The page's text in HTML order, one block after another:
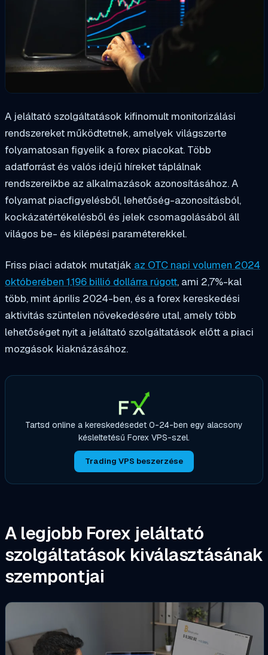
A jeláltató szolgáltatások kifinomult monitorizálási
rendszereket működtetnek, amelyek világszerte
folyamatosan figyelik a forex piacokat. Több
adatforrást és valós idejű híreket táplálnak
rendszereikbe az alkalmazások azonosításához. A
folyamat piacfigyelésből, lehetőség-azonosításból,
kockázatértékelésből és jelek csomagolásából áll
világos be- és kilépési paraméterekkel.
Friss piaci adatok mutatják az OTC napi volumen 2024
októberében 1,196 billió dollárra rúgott, ami 2,7%-kal
több, mint április 2024-ben, és a forex kereskedési
aktivitás szüntelen növekedésére utal, amely több
lehetőséget nyit a jeláltató szolgáltatások előtt a piaci
mozgások kiaknázásához.
Tartsd online a kereskedésedet 0-24-ben egy alacsony
késleltetésű Forex VPS-szel.
Trading VPS beszerzése
A legjobb Forex jeláltató
szolgáltatások kiválasztásának
szempontjai